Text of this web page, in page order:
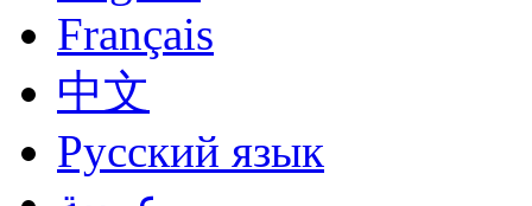
Français
中文
Русский язык